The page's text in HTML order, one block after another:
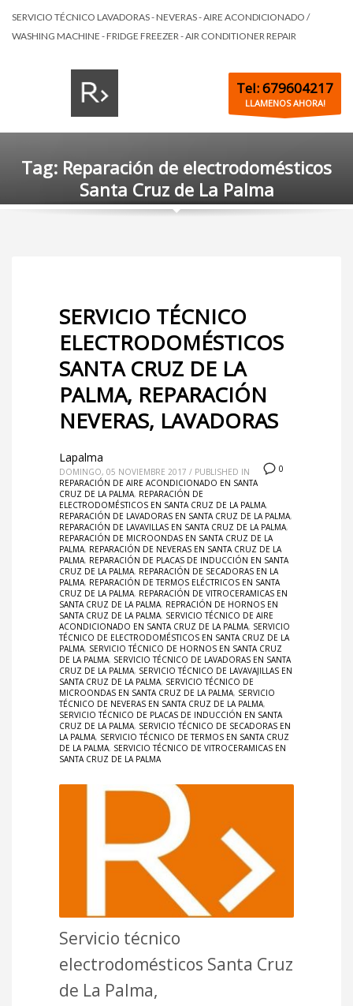
SERVICIO TÉCNICO LAVADORAS - NEVERAS - AIRE ACONDICIONADO /
WASHING MACHINE - FRIDGE FREEZER - AIR CONDITIONER REPAIR
Tel: 679604217
LLAMENOS AHORA!
Tag: Reparación de electrodomésticos
Santa Cruz de La Palma
SERVICIO TÉCNICO
ELECTRODOMÉSTICOS
SANTA CRUZ DE LA
PALMA, REPARACIÓN
NEVERAS, LAVADORAS
0
Lapalma
DOMINGO, 05 NOVIEMBRE 2017 / PUBLISHED IN
REPARACIÓN DE AIRE ACONDICIONADO EN SANTA
CRUZ DE LA PALMA, REPARACIÓN DE
ELECTRODOMÉSTICOS EN SANTA CRUZ DE LA PALMA,
REPARACIÓN DE LAVADORAS EN SANTA CRUZ DE LA PALMA,
REPARACIÓN DE LAVAVILLAS EN SANTA CRUZ DE LA PALMA,
REPARACIÓN DE MICROONDAS EN SANTA CRUZ DE LA
PALMA, REPARACIÓN DE NEVERAS EN SANTA CRUZ DE LA
PALMA, REPARACIÓN DE PLACAS DE INDUCCIÓN EN SANTA
CRUZ DE LA PALMA, REPARACIÓN DE SECADORAS EN LA
PALMA, REPARACIÓN DE TERMOS ELÉCTRICOS EN SANTA
CRUZ DE LA PALMA, REPARACIÓN DE VITROCERAMICAS EN
SANTA CRUZ DE LA PALMA, REPRACIÓN DE HORNOS EN
SANTA CRUZ DE LA PALMA, SERVICIO TÉCNICO DE AIRE
ACONDICIONADO EN SANTA CRUZ DE LA PALMA, SERVICIO
TÉCNICO DE ELECTRODOMÉSTICOS EN SANTA CRUZ DE LA
PALMA, SERVICIO TÉCNICO DE HORNOS EN SANTA CRUZ
DE LA PALMA, SERVICIO TÉCNICO DE LAVADORAS EN SANTA
CRUZ DE LA PALMA, SERVICIO TÉCNICO DE LAVAVAJILLAS EN
SANTA CRUZ DE LA PALMA, SERVICIO TÉCNICO DE
MICROONDAS EN SANTA CRUZ DE LA PALMA, SERVICIO
TÉCNICO DE NEVERAS EN SANTA CRUZ DE LA PALMA,
SERVICIO TÉCNICO DE PLACAS DE INDUCCIÓN EN SANTA
CRUZ DE LA PALMA, SERVICIO TÉCNICO DE SECADORAS EN
LA PALMA, SERVICIO TÉCNICO DE TERMOS EN SANTA CRUZ
DE LA PALMA, SERVICIO TÉCNICO DE VITROCERAMICAS EN
SANTA CRUZ DE LA PALMA
Servicio técnico
electrodomésticos Santa Cruz
de La Palma,